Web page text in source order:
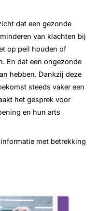
dat een gezonde
van klachten bij
op peil houden of
En dat een ongezonde
hebben. Dankzij deze
steeds vaker een
het gesprek voor
en hun arts
met betrekking